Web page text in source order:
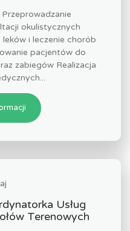
okulistycznych
i leczenie chorób
pacjentów do
zabiegów Realizacja
Usług
Terenowych